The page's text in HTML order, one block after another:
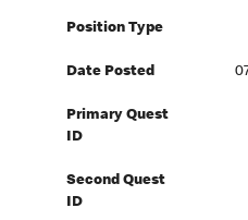
Position Type
Date Posted
Primary Quest
ID
Second Quest
ID